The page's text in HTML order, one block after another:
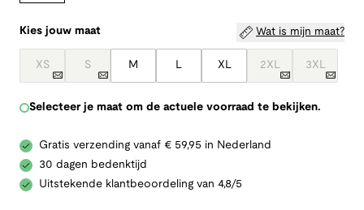
Kies jouw maat Wat is mijn maat?
XS S M L XL 2XL 3XL
Selecteer je maat om de actuele voorraad te bekijken.
Gratis verzending vanaf € 59,95 in Nederland
30 dagen bedenktijd
Uitstekende klantbeoordeling van 4,8/5